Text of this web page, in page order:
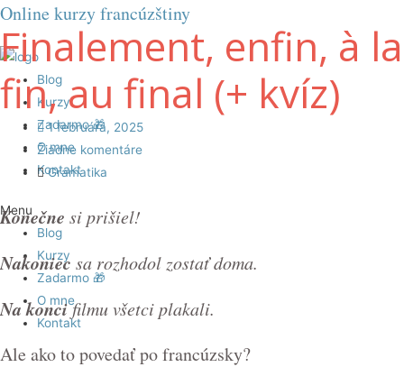
Online kurzy francúzštiny
Blog
Kurzy
Zadarmo 🎁
O mne
Kontakt
Menu
Blog
Kurzy
Zadarmo 🎁
O mne
Kontakt
Finalement, enfin, à la
fin, au final (+ kvíz)
1 februára, 2025
Žiadne komentáre
Gramatika
Konečne si prišiel!
Nakoniec sa rozhodol zostať doma.
Na koncifilmu všetci plakali.
Ale ako to povedať po francúzsky?